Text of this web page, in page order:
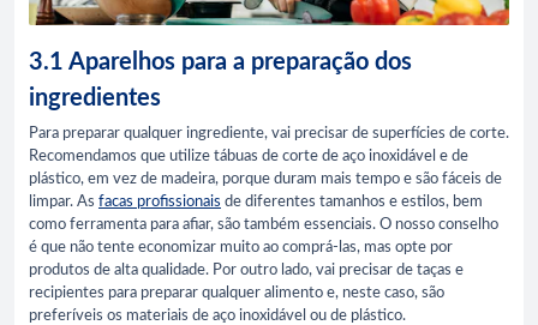
3.1 Aparelhos para a preparação dos
ingredientes
Para preparar qualquer ingrediente, vai precisar de superfícies de corte.
Recomendamos que utilize tábuas de corte de aço inoxidável e de
plástico, em vez de madeira, porque duram mais tempo e são fáceis de
limpar. As facas profissionais de diferentes tamanhos e estilos, bem
como ferramenta para afiar, são também essenciais. O nosso conselho
é que não tente economizar muito ao comprá-las, mas opte por
produtos de alta qualidade. Por outro lado, vai precisar de taças e
recipientes para preparar qualquer alimento e, neste caso, são
preferíveis os materiais de aço inoxidável ou de plástico.